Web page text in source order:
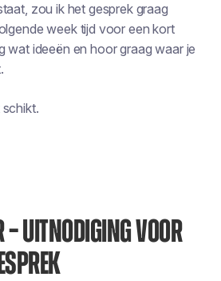
zou ik het gesprek graag
week tijd voor een kort
wat ideeën en hoor graag waar je
UITNODIGING VOOR